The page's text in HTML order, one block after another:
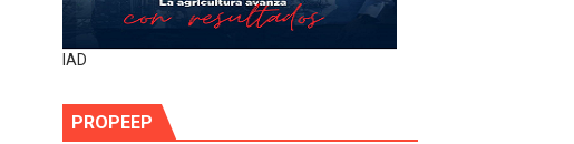
IAD
PROPEEP